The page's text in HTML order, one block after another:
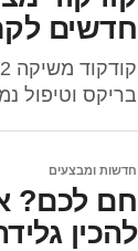
חדשים
בריקס וטיפול
חדשות ומבצעים
חם לכם?
להכין